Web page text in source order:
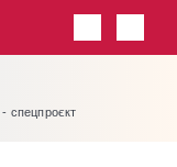
спецпроєкт